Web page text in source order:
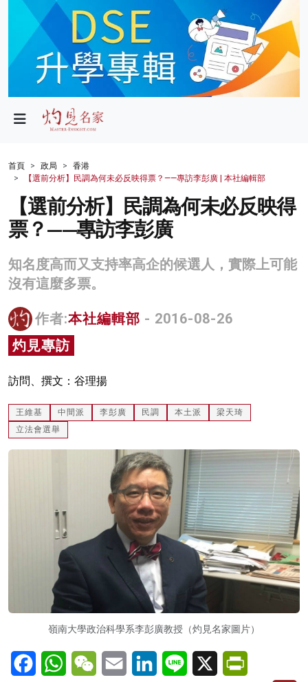
政局
財經
生活
健康
科技
名家榜
灼見活動
關於我們
首頁 政局
香港
【選前分析】民調為何未必反映得票？——專訪李彭廣 | 本社編輯部
【選前分析】民調為何未必反映得
票？——專訪李彭廣
知名度高而又支持率高企的候選人，實際上可能
沒有這麼多票。
作者:本社編輯部 - 2016-08-26
灼見專訪
訪問、撰文：谷理揚
王維基 中間派 李彭廣 民調 本土派
梁天琦
立法會選舉
嶺南大學政治科學系李彭廣教授（灼見名家圖片）
FacebookWhatsAppWeChatEmail LinkedInLine X